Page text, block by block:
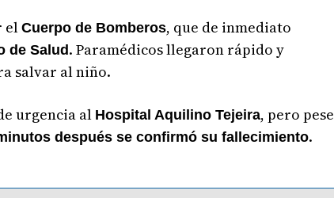
elCuerpo de Bomberos, que de inmediato
de Salud. Paramédicos llegaron rápido y
salvar al niño.
urgencia al Hospital Aquilino Tejeira, pero pese
después se confirmó su fallecimiento.